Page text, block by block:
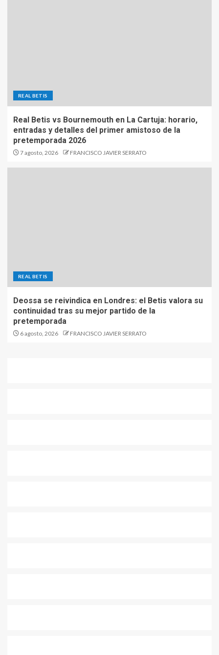
REAL BETIS
Real Betis vs Bournemouth en La Cartuja: horario,
entradas y detalles del primer amistoso de la
pretemporada 2026
7 agosto, 2026 FRANCISCO JAVIER SERRATO
REAL BETIS
Deossa se reivindica en Londres: el Betis valora su
continuidad tras su mejor partido de la
pretemporada
6 agosto, 2026 FRANCISCO JAVIER SERRATO